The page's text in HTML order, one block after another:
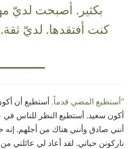
بكثير. أصبحت لديّ
كنت أفتقدها. لديّ
"أستطيع المضي قدماً. أستطيع أن
أكون سعيد. أستطيع النظر للناس
أنني صادق وأنني هناك من أجلهم. إنه
ناركونن حياتي. لقد أعاد لي عائلتي